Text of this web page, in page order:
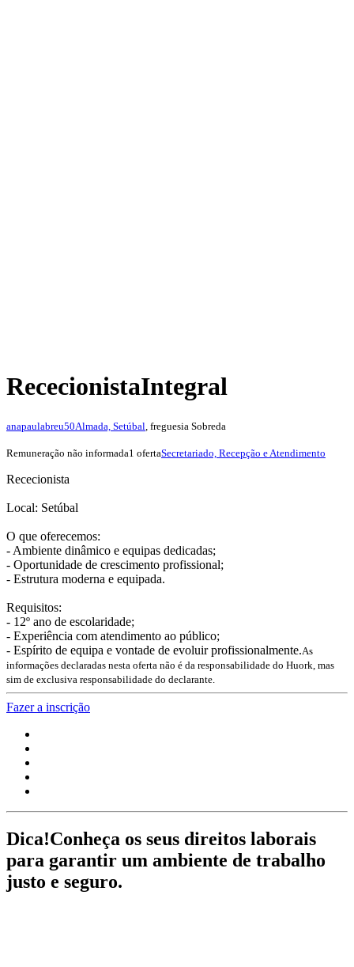
RececionistaIntegral
anapaulabreu50Almada, Setúbal , freguesia Sobreda
Remuneração não informada1 ofertaSecretariado, Recepção e Atendimento
Rececionista
Local: Setúbal
O que oferecemos:
- Ambiente dinâmico e equipas dedicadas;
- Oportunidade de crescimento profissional;
- Estrutura moderna e equipada.
Requisitos:
- 12º ano de escolaridade;
- Experiência com atendimento ao público;
- Espírito de equipa e vontade de evoluir profissionalmente.As
informações declaradas nesta oferta não é da responsabilidade do Huork, mas
sim de exclusiva responsabilidade do declarante.
Fazer a inscrição
Dica!Conheça os seus direitos laborais
para garantir um ambiente de trabalho
justo e seguro.